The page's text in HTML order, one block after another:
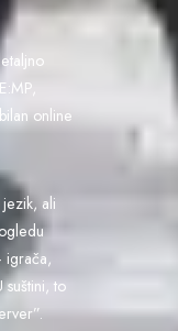
online
ali
igrača,
suštini, to